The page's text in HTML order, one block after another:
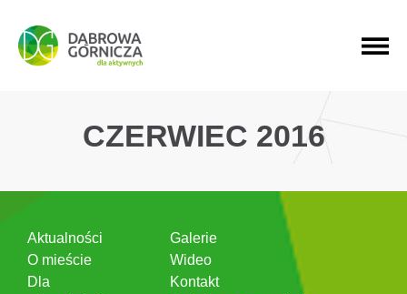
PRZEJDŹ DO MENU GŁÓWNEGO
PRZEJDŹ DO WYSZUKIWARKI
PRZEJDŹ DO TREŚCI
CZERWIEC 2016
Aktualności
O mieście
Dla
Galerie
Wideo
Kontakt